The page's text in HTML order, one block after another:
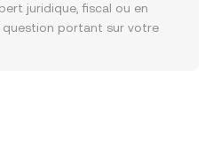
juridique, fiscal ou en
portant sur votre